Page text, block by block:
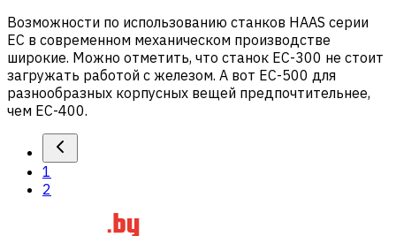
Возможности по использованию станков HAAS серии
EC в современном механическом производстве
широкие. Можно отметить, что станок EC-300 не стоит
загружать работой с железом. А вот EC-500 для
разнообразных корпусных вещей предпочтительнее,
чем EC-400.
1
2